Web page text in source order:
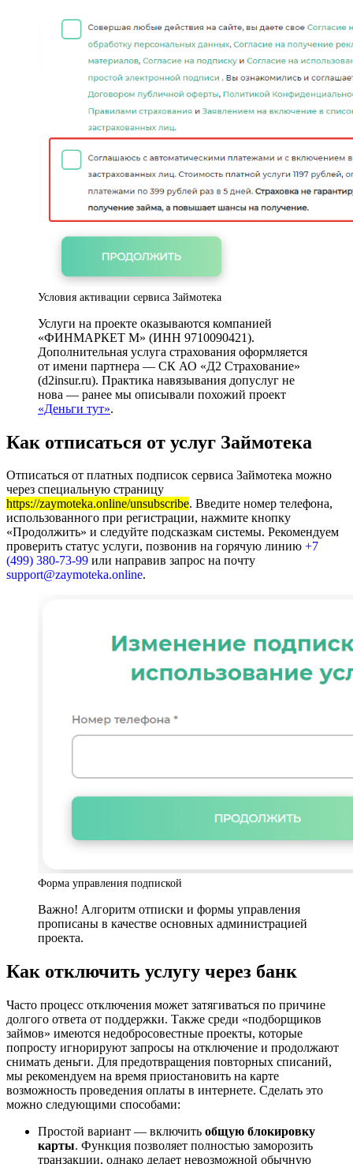
Условия активации сервиса Займотека
Услуги на проекте оказываются компанией
«ФИНМАРКЕТ М» (ИНН 9710090421).
Дополнительная услуга страхования оформляется
от имени партнера — СК АО «Д2 Страхование»
(d2insur.ru). Практика навязывания допуслуг не
нова — ранее мы описывали похожий проект
«Деньги тут».
Как отписаться от услуг Займотека
Отписаться от платных подписок сервиса Займотека можно
через специальную страницу
https://zaymoteka.online/unsubscribe. Введите номер телефона,
использованного при регистрации, нажмите кнопку
«Продолжить» и следуйте подсказкам системы. Рекомендуем
проверить статус услуги, позвонив на горячую линию +7
(499) 380-73-99 или направив запрос на почту
support@zaymoteka.online.
Форма управления подпиской
Важно! Алгоритм отписки и формы управления
прописаны в качестве основных администрацией
проекта.
Как отключить услугу через банк
Часто процесс отключения может затягиваться по причине
долгого ответа от поддержки. Также среди «подборщиков
займов» имеются недобросовестные проекты, которые
попросту игнорируют запросы на отключение и продолжают
снимать деньги. Для предотвращения повторных списаний,
мы рекомендуем на время приостановить на карте
возможность проведения оплаты в интернете. Сделать это
можно следующими способами:
Простой вариант — включить общую блокировку
карты. Функция позволяет полностью заморозить
транзакции, однако делает невозможной обычную